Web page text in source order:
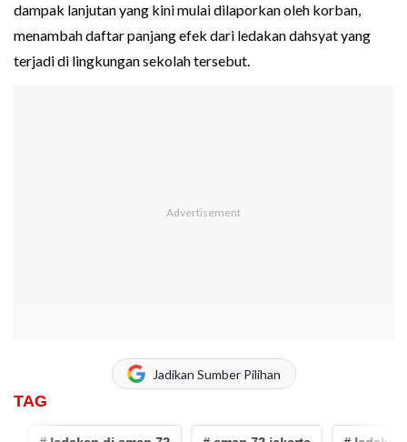
dampak lanjutan yang kini mulai dilaporkan oleh korban,
menambah daftar panjang efek dari ledakan dahsyat yang
terjadi di lingkungan sekolah tersebut.
Jadikan Sumber Pilihan
TAG